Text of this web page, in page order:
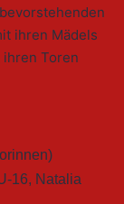
ihren Mädels
Toren
16, Natalia